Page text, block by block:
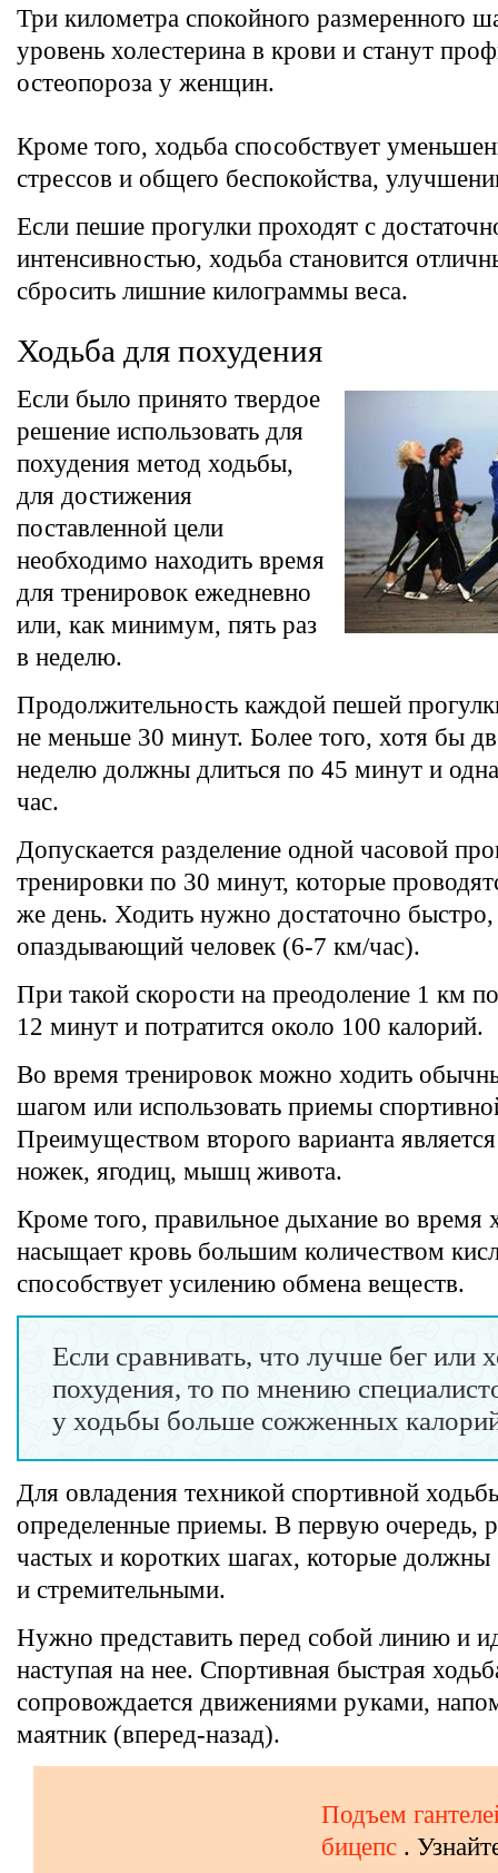
Три километра спокойного размеренного
уровень холестерина в крови и станут
остеопороза у женщин.
Кроме того, ходьба способствует
стрессов и общего беспокойства,
Если пешие прогулки проходят с
интенсивностью, ходьба становится
сбросить лишние килограммы веса.
Ходьба для похудения
Если было принято твердое
решение использовать для
похудения метод ходьбы,
для достижения
поставленной цели
необходимо находить время
для тренировок ежедневно
или, как минимум, пять раз
в неделю.
Продолжительность каждой пешей
не меньше 30 минут. Более того, хотя бы
неделю должны длиться по 45 минут и
час.
Допускается разделение одной часовой
тренировки по 30 минут, которые
же день. Ходить нужно достаточно
опаздывающий человек (6-7 км/час).
При такой скорости на преодоление 1 км
12 минут и потратится около 100 калорий.
Во время тренировок можно ходить
шагом или использовать приемы
Преимуществом второго варианта
ножек, ягодиц, мышц живота.
Кроме того, правильное дыхание во время
насыщает кровь большим количеством
способствует усилению обмена веществ.
Если сравнивать, что лучше бег или
похудения, то по мнению
у ходьбы больше сожженных
Для овладения техникой спортивной
определенные приемы. В первую очередь,
частых и коротких шагах, которые
и стремительными.
Нужно представить перед собой линию и
наступая на нее. Спортивная быстрая
сопровождается движениями руками,
маятник (вперед-назад).
Подъем
бицепс .